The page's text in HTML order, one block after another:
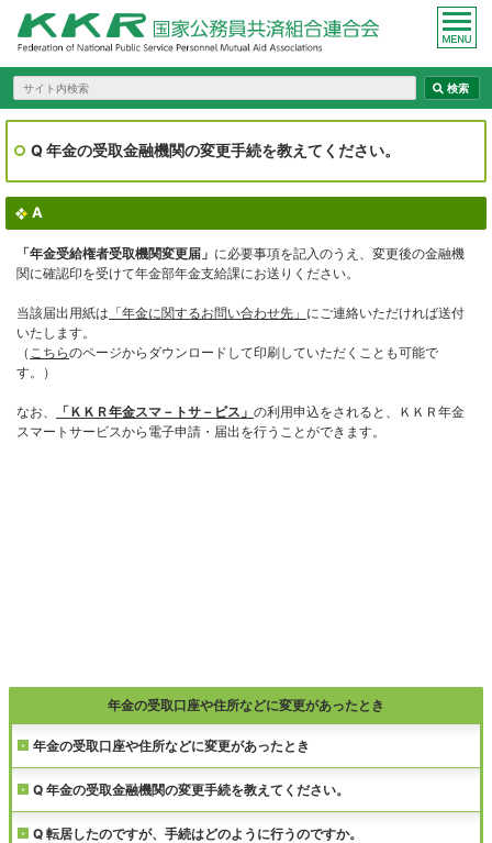
年金の受取口座や住所などに変更があったとき
年金の受取口座や住所などに変更があったとき
Q 年金の受取金融機関の変更手続を教えてください。
Q 転居したのですが、手続はどのように行うのですか。
Q 年金の受取金融機関の変更手続を教えてください。
A
「年金受給権者受取機関変更届」 に必要事項を記入のうえ、変更後の金融機
関に確認印を受けて年金部年金支給課にお送りください。
当該届出用紙は 「年金に関するお問い合わせ先」 にご連絡いただければ送付
いたします。
（ こちらのページからダウンロードして印刷していただくことも可能で
す。）
なお、 「ＫＫＲ年金スマ－トサ－ビス」 の利用申込をされると、ＫＫＲ年金
スマートサービスから電子申請・届出を行うことができます。